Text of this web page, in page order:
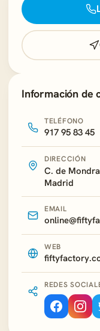
Información de
TELÉFONO
917 95 83 45
DIRECCIÓN
C. de
Madrid
EMAIL
WEB
REDES